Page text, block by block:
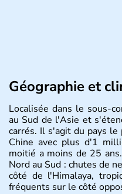
Géographie et
Localisée dans le sous-
au Sud de l'Asie et
carrés. Il s'agit du pays
Chine avec plus d'1
moitié a moins de 25
Nord au Sud : chutes de
côté de l'Himalaya,
fréquents sur le côté